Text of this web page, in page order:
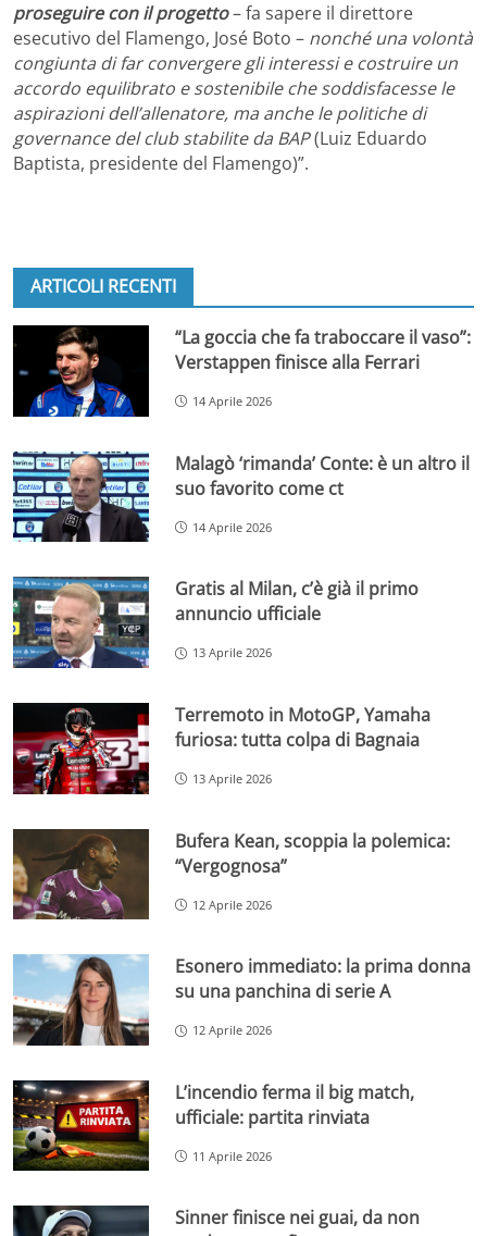
proseguire con il progetto– fa sapere il direttore
esecutivo del Flamengo, José Boto – nonché una volontà
congiunta di far convergere gli interessi e costruire un
accordo equilibrato e sostenibile che soddisfacesse le
aspirazioni dell’allenatore, ma anche le politiche di
governance del club stabilite da BAP(Luiz Eduardo
Baptista, presidente del Flamengo)”.
ARTICOLI RECENTI
“La goccia che fa traboccare il vaso”:
Verstappen finisce alla Ferrari
14 Aprile 2026
Malagò ‘rimanda’ Conte: è un altro il
suo favorito come ct
14 Aprile 2026
Gratis al Milan, c’è già il primo
annuncio ufficiale
13 Aprile 2026
Terremoto in MotoGP, Yamaha
furiosa: tutta colpa di Bagnaia
13 Aprile 2026
Bufera Kean, scoppia la polemica:
“Vergognosa”
12 Aprile 2026
Esonero immediato: la prima donna
su una panchina di serie A
12 Aprile 2026
L’incendio ferma il big match,
ufficiale: partita rinviata
11 Aprile 2026
Sinner finisce nei guai, da non